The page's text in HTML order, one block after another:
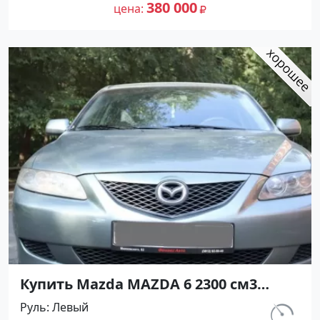
цена 380 000
Купить Mazda MAZDA 6 2300 см3
МКПП (166 л.с.) Бензин инжектор в
Руль Левый